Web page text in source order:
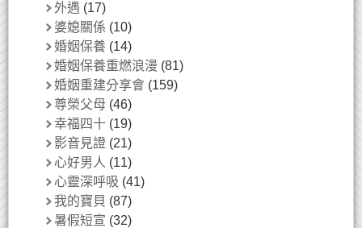
外遇 (17)
婆媳關係 (10)
婚姻保養 (14)
婚姻保養重燃浪漫 (81)
婚姻重建分享會 (159)
尊榮父母 (46)
幸福四十 (19)
影音見證 (21)
心好男人 (11)
心靈深呼吸 (41)
我的寶貝 (87)
暑假短宣 (32)